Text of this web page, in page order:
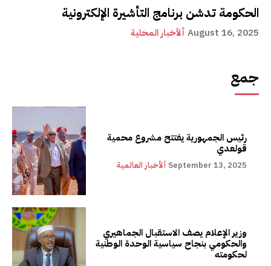
الحكومة تدشن برنامج التأشيرة الإلكترونية
ألأخبار المحلية August 16, 2025
جمع
رئيس الجمهورية يفتتح مشروع محمية
قولعدي
ألأخبار العالمية September 13, 2025
وزير الإعلام يصف الاستقبال الجماهيري
والحكومي بنجاح سياسية الوحدة الوطنية
لحكومته